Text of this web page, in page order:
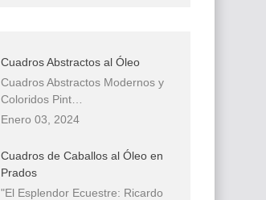
Cuadros Abstractos al Óleo
Cuadros Abstractos Modernos y
Coloridos Pint…
Enero 03, 2024
Cuadros de Caballos al Óleo en
Prados
"El Esplendor Ecuestre: Ricardo